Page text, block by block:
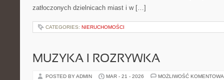
zatłoczonych dzielnicach miast i w […]
CATEGORIES: NIERUCHOMOŚCI
MUZYKA I ROZRYWKA
POSTED BY ADMIN MAR - 21 - 2026 MOŻLIWOŚĆ